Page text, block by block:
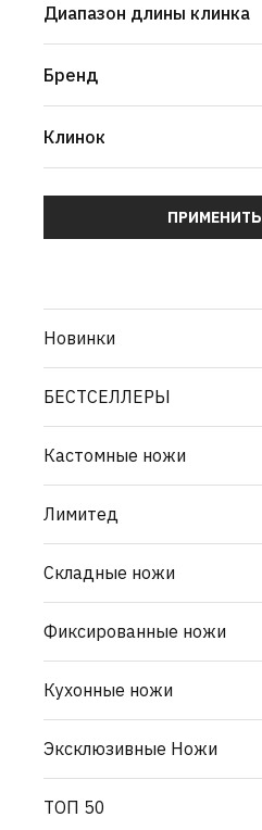
Диапазон длины клинка
Бренд
Клинок
ПРИМЕНИТЬ
Новинки
БЕСТСЕЛЛЕРЫ
Кастомные ножи
Лимитед
Складные ножи
Фиксированные ножи
Кухонные ножи
Эксклюзивные Ножи
ТОП 50